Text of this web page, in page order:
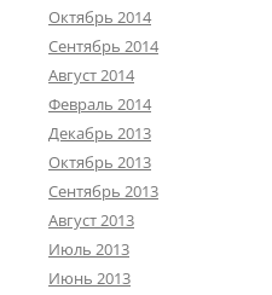
Октябрь 2014
Сентябрь 2014
Август 2014
Февраль 2014
Декабрь 2013
Октябрь 2013
Сентябрь 2013
Август 2013
Июль 2013
Июнь 2013